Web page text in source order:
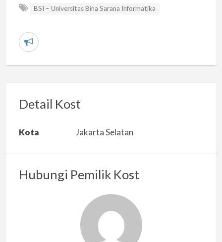
BSI – Universitas Bina Sarana Informatika
L
r
a
s
Detail Kost
Kota Jakarta Selatan
Hubungi Pemilik Kost